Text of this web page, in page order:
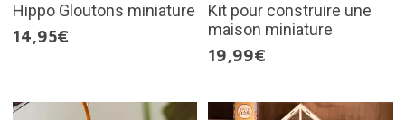
Hippo Gloutons miniature
14,95€
Kit pour construire une
maison miniature
19,99€